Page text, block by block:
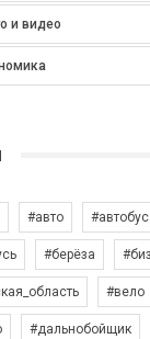
и видео
#авто #автобус
#берёза
#вело
#дальнобойщик